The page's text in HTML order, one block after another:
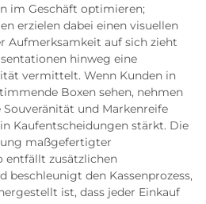
im Geschäft optimieren;
erzielen dabei einen visuellen
Aufmerksamkeit auf sich zieht
hinweg eine
vermittelt. Wenn Kunden in
Boxen sehen, nehmen
und Markenreife
Kaufentscheidungen stärkt. Die
maßgefertigter
entfällt zusätzlichen
beschleunigt den Kassenprozess,
ist, dass jeder Einkauf